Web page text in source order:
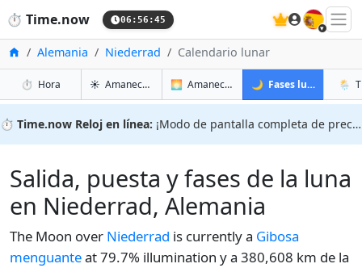
⏱️ Time.now 06:56:45 🇪🇸
InicioAlemania Niederrad Calendario lunar
⏱️ Horaen Niederrad
☀️ Amanecer y atardecer en Niederrad
🌅 Amanecer y atardecer mañana en
🌙 Fases lunares en
🌦️
⏱️ Time.now Reloj en línea: ¡Modo de pantalla completa de precisión!
Salida, puesta y fases de la luna
en Niederrad, Alemania
The Moon over Niederrad is currently a Gibosa
menguanteat 79.7% illumination y a 380,608 km de la